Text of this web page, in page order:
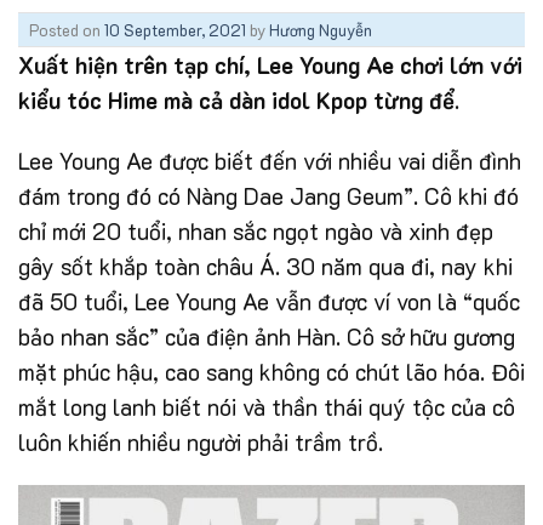
Posted on 10 September, 2021 byHương Nguyễn
Xuất hiện trên tạp chí, Lee Young Ae chơi lớn với
kiểu tóc Hime mà cả dàn idol Kpop từng để.
Lee Young Ae được biết đến với nhiều vai diễn đình
đám trong đó có Nàng Dae Jang Geum”. Cô khi đó
chỉ mới 20 tuổi, nhan sắc ngọt ngào và xinh đẹp
gây sốt khắp toàn châu Á. 30 năm qua đi, nay khi
đã 50 tuổi, Lee Young Ae vẫn được ví von là “quốc
bảo nhan sắc” của điện ảnh Hàn. Cô sở hữu gương
mặt phúc hậu, cao sang không có chút lão hóa. Đôi
mắt long lanh biết nói và thần thái quý tộc của cô
luôn khiến nhiều người phải trầm trồ.